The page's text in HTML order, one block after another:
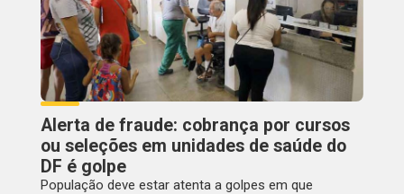
Alerta de fraude: cobrança por cursos
ou seleções em unidades de saúde do
DF é golpe
População deve estar atenta a golpes em que